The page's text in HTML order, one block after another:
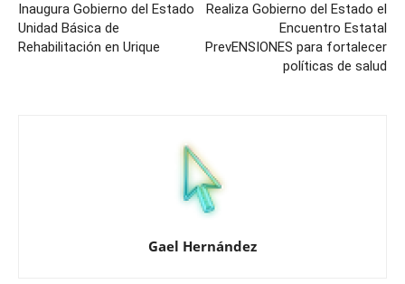
Inaugura Gobierno del Estado
Unidad Básica de
Rehabilitación en Urique
Realiza Gobierno del Estado el
Encuentro Estatal
PrevENSIONES para fortalecer
políticas de salud
Gael Hernández